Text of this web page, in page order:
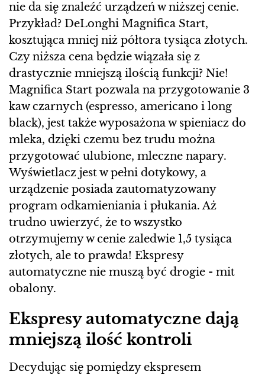
nie da się znaleźć urządzeń w niższej cenie.
Przykład? DeLonghi Magnifica Start,
kosztująca mniej niż półtora tysiąca złotych.
Czy niższa cena będzie wiązała się z
drastycznie mniejszą ilością funkcji? Nie!
Magnifica Start pozwala na przygotowanie 3
kaw czarnych (espresso, americano i long
black), jest także wyposażona w spieniacz do
mleka, dzięki czemu bez trudu można
przygotować ulubione, mleczne napary.
Wyświetlacz jest w pełni dotykowy, a
urządzenie posiada zautomatyzowany
program odkamieniania i płukania. Aż
trudno uwierzyć, że to wszystko
otrzymujemy w cenie zaledwie 1,5 tysiąca
złotych, ale to prawda! Ekspresy
automatyczne nie muszą być drogie - mit
obalony.
Ekspresy automatyczne dają
mniejszą ilość kontroli
Decydując się pomiędzy ekspresem